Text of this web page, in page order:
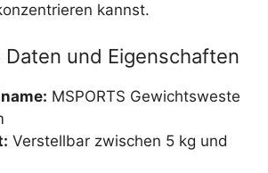
kannst.
Daten und Eigenschaften
MSPORTS Gewichtsweste
Verstellbar zwischen 5 kg und